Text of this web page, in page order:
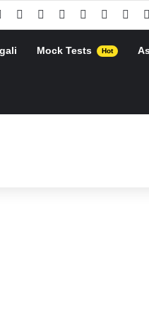
YouTubeInstagramGoogle Play
TelegramWhatsApp
RSS
Mock Tests Hot